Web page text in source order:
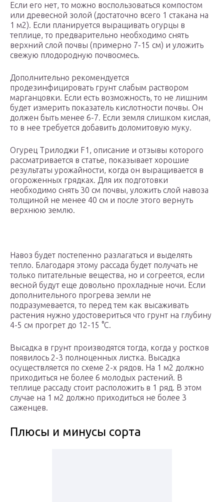
Если его нет, то можно воспользоваться компостом
или древесной золой (достаточно всего 1 стакана на
1 м2). Если планируется выращивать огурцы в
теплице, то предварительно необходимо снять
верхний слой почвы (примерно 7-15 см) и уложить
свежую плодородную почвосмесь.
Дополнительно рекомендуется
продезинфицировать грунт слабым раствором
марганцовки. Если есть возможность, то не лишним
будет измерить показатель кислотности почвы. Он
должен быть менее 6-7. Если земля слишком кислая,
то в нее требуется добавить доломитовую муку.
Огурец Трилоджи F1, описание и отзывы которого
рассматривается в статье, показывает хорошие
результаты урожайности, когда он выращивается в
огороженных грядках. Для их подготовки
необходимо снять 30 см почвы, уложить слой навоза
толщиной не менее 40 см и после этого вернуть
верхнюю землю.
Навоз будет постепенно разлагаться и выделять
тепло. Благодаря этому рассада будет получать не
только питательные вещества, но и согреется, если
весной будут еще довольно прохладные ночи. Если
дополнительного прогрева земли не
подразумевается, то перед тем как высаживать
растения нужно удостовериться что грунт на глубину
4-5 см прогрет до 12-15 °C.
Высадка в грунт производятся тогда, когда у ростков
появилось 2-3 полноценных листка. Высадка
осуществляется по схеме 2-х рядов. На 1 м2 должно
приходиться не более 6 молодых растений. В
теплице рассаду стоит расположить в 1 ряд. В этом
случае на 1 м2 должно приходиться не более 3
саженцев.
Плюсы и минусы сорта